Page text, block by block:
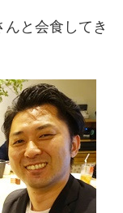
と会食してき